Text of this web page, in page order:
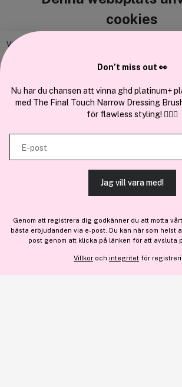
cookies
Vi använder enhetsidentifierare för att anpassa
och annan information från din enhet till de
och analysföretag som vi samarbetar med.
kombinera informationen med annan information
tillhandahållit eller som de har samlat in när du
tjänster.
TILLÅT ALLA
VISA DETALJER
Cocopanda.se
Om oss
Brandsdal Group AS
För personlig vägledning om professionella
här.
Don’t miss out 👀
Nu har du chansen att vinna ghd platinum+
med The Final Touch Narrow Dressing
för flawless styling! 💇‍♀️✨
E-post
Jag vill vara med!
Genom att registrera dig godkänner du att motta
bästa erbjudanden via e-post. Du kan när som helst
post genom att klicka på länken för att avsluta
Villkor och integritet för